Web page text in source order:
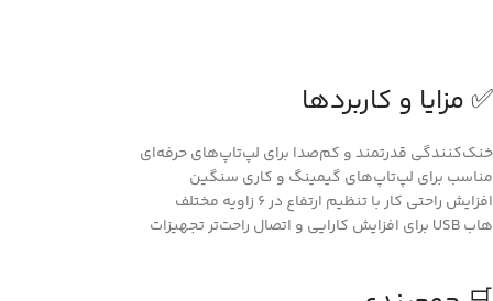
✅ مزایا و کاربردها
خنک‌کنندگی قدرتمند و کم‌صدا برای لپ‌تاپ‌های حرفه‌ای
مناسب برای لپ‌تاپ‌های گیمینگ و کاری سنگین
افزایش راحتی کار با تنظیم ارتفاع در 6 زاویه مختلف
هاب USB برای افزایش کارایی و اتصال راحت‌تر تجهیزات